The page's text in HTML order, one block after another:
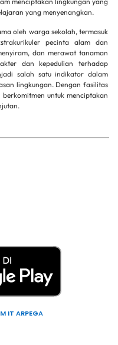
yang menyenangkan.
oleh warga sekolah, termasuk
pecinta alam dan
dan merawat tanaman
dan kepedulian terhadap
salah satu indikator dalam
lingkungan. Dengan fasilitas
untuk menciptakan
IT ARPEGA